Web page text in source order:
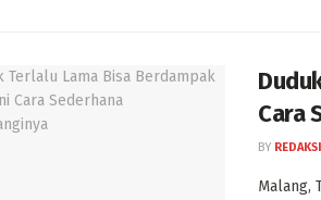
Cara
BY REDAKSI
Malang,